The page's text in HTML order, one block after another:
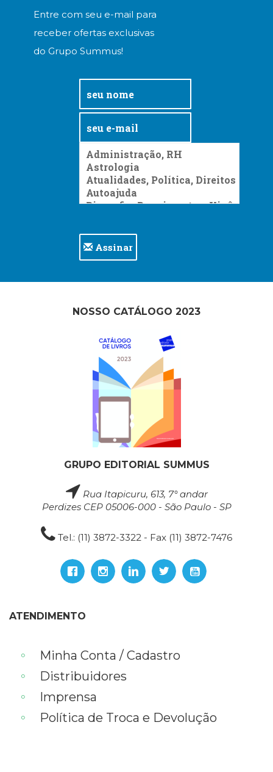
(22)
Temas
africanos
Treinamento
Entre com seu e-mail para
receber ofertas exclusivas
do Grupo Summus!
Assinar
NOSSO CATÁLOGO 2023
GRUPO EDITORIAL SUMMUS
Rua Itapicuru, 613, 7° andar
Perdizes CEP 05006-000 - São Paulo - SP
Tel.: (11) 3872-3322 - Fax (11) 3872-7476
ATENDIMENTO
Minha Conta / Cadastro
Distribuidores
Imprensa
Política de Troca e Devolução